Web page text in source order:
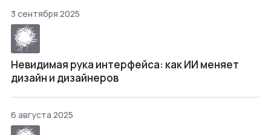
3 сентября 2025
Невидимая рука интерфейса: как ИИ меняет
дизайн и дизайнеров
6 августа 2025